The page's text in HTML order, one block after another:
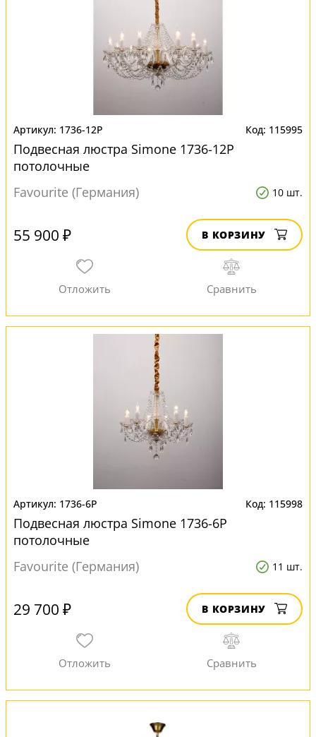
1736-12P 115995
Подвесная люстра Simone 1736-12P
потолочные
Favourite (Германия)
10 шт.
55 900 ₽ В КОРЗИНУ
1736-6P 115998
Подвесная люстра Simone 1736-6P
потолочные
Favourite (Германия)
11 шт.
29 700 ₽ В КОРЗИНУ